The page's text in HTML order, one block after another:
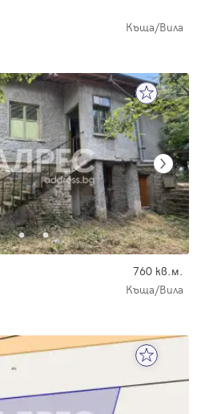
Къща/Вила
760 кв.м.
Къща/Вила